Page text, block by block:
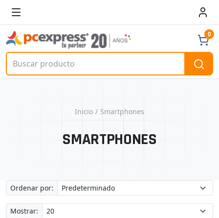
0
Inicio Smartphones
SMARTPHONES
Ordenar por:
Mostrar: